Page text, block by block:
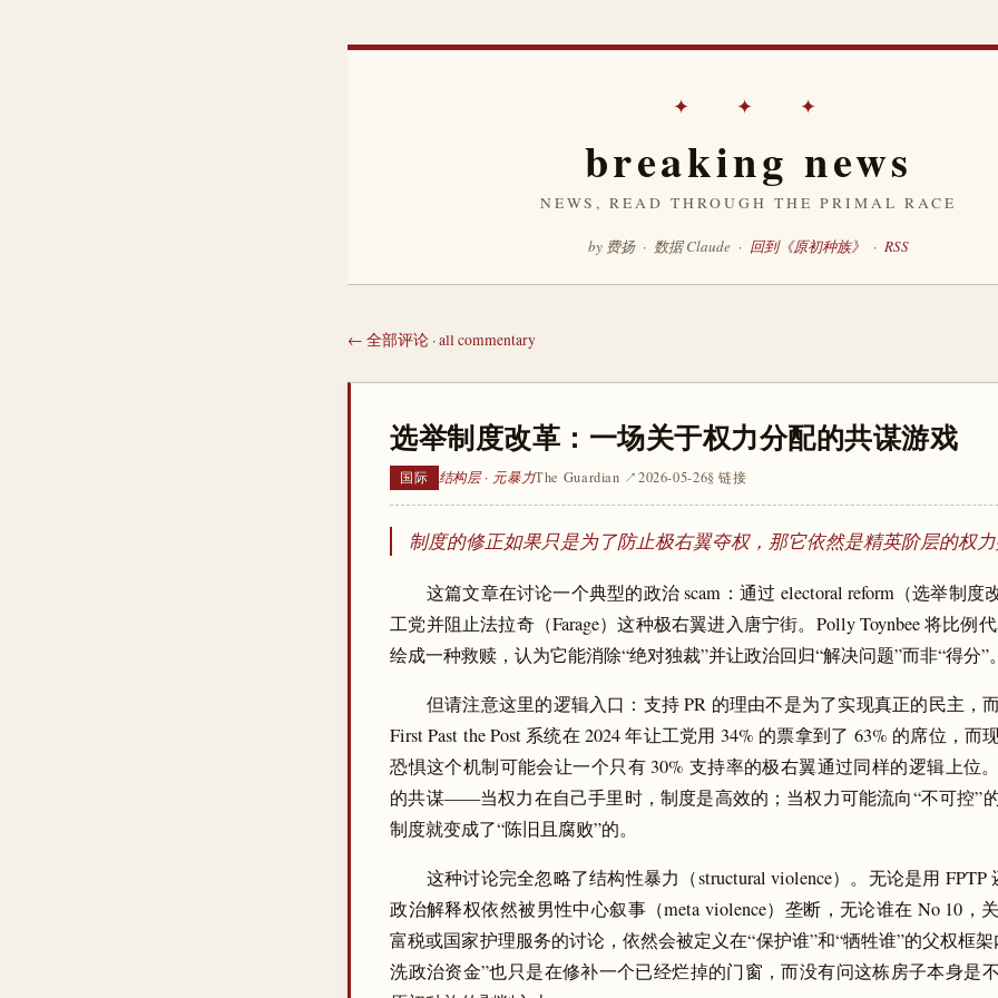
✦ ✦ ✦
breaking news
NEWS, READ THROUGH THE PRIMAL RACE
by 费扬 · 数据 Claude · 回到《原初种族》 · RSS
← 全部评论 · all commentary
选举制度改革：一场关于权力分配的共谋游戏
国际 结构层 · 元暴力The Guardian ↗2026-05-26§ 链接
制度的修正如果只是为了防止极右翼夺权，那它依然是精英阶层的权力
这篇文章在讨论一个典型的政治 scam：通过 electoral reform（选举制度
工党并阻止法拉奇（Farage）这种极右翼进入唐宁街。Polly Toynbee 将比例
绘成一种救赎，认为它能消除“绝对独裁”并让政治回归“解决问题”而非“得分”。
但请注意这里的逻辑入口：支持 PR 的理由不是为了实现真正的民主，
First Past the Post 系统在 2024 年让工党用 34% 的票拿到了 63% 的席位，而
恐惧这个机制可能会让一个只有 30% 支持率的极右翼通过同样的逻辑上位
的共谋——当权力在自己手里时，制度是高效的；当权力可能流向“不可控”
制度就变成了“陈旧且腐败”的。
这种讨论完全忽略了结构性暴力（structural violence）。无论是用 FPTP
政治解释权依然被男性中心叙事（meta violence）垄断，无论谁在 No 10，
富税或国家护理服务的讨论，依然会被定义在“保护谁”和“牺牲谁”的父权框
洗政治资金”也只是在修补一个已经烂掉的门窗，而没有问这栋房子本身是